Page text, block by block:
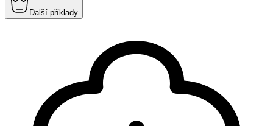
Další příklady